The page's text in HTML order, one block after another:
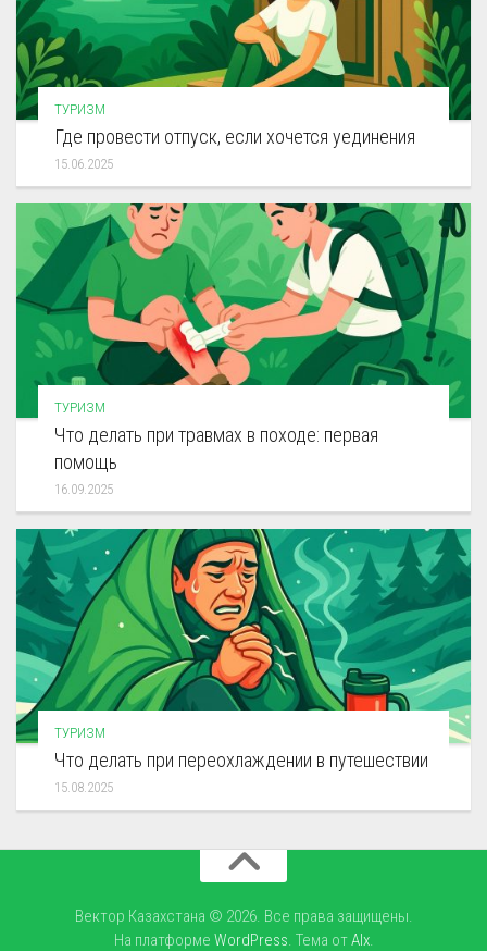
ТУРИЗМ
Где провести отпуск, если хочется уединения
15.06.2025
ТУРИЗМ
Что делать при травмах в походе: первая
помощь
16.09.2025
ТУРИЗМ
Что делать при переохлаждении в путешествии
15.08.2025
Вектор Казахстана © 2026. Все права защищены.
На платформе WordPress. Тема отAlx.